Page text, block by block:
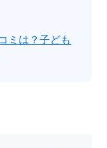
ミは？子ども